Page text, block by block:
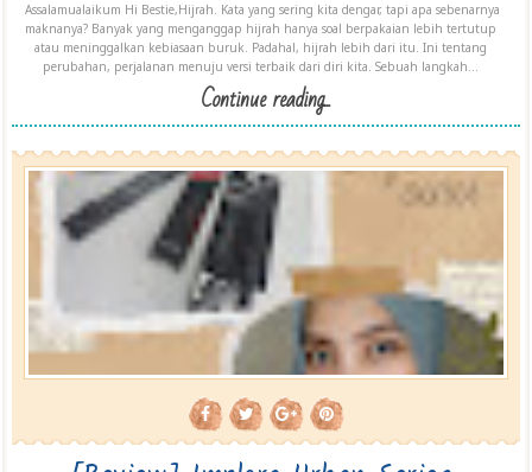
Assalamualaikum Hi Bestie,Hijrah. Kata yang sering kita dengar, tapi apa sebenarnya
maknanya? Banyak yang menganggap hijrah hanya soal berpakaian lebih tertutup
atau meninggalkan kebiasaan buruk. Padahal, hijrah lebih dari itu. Ini tentang
perubahan, perjalanan menuju versi terbaik dari diri kita. Sebuah langkah...
Continue reading...